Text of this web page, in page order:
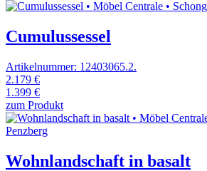
Cumulussessel
Artikelnummer: 12403065.2.
2.179 €
1.399 €
zum Produkt
Wohnlandschaft in basalt